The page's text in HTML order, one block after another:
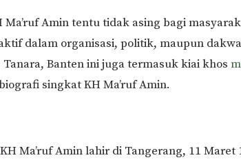
Ma’ruf Amin tentu tidak asing bagi
dalam organisasi, politik, maupun
Banten ini juga termasuk kiai khos
singkat KH Ma’ruf Amin.
KH Ma’ruf Amin lahir di Tangerang, 11 Maret